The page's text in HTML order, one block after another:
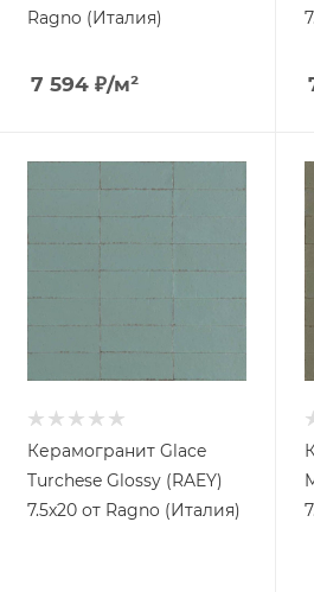
Ragno (Италия)
7 594₽/м²
Керамогранит Glace
Turchese Glossy (RAEY)
7.5x20 от Ragno (Италия)